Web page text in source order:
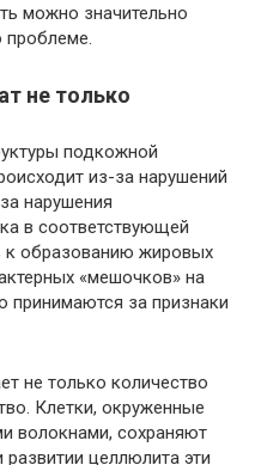
можно значительно
не только
подкожной
из-за нарушений
нарушения
в соответствующей
к образованию жировых
«мешочков» на
за признаки
не только количество
Клетки, окруженные
волокнами, сохраняют
целлюлита эти